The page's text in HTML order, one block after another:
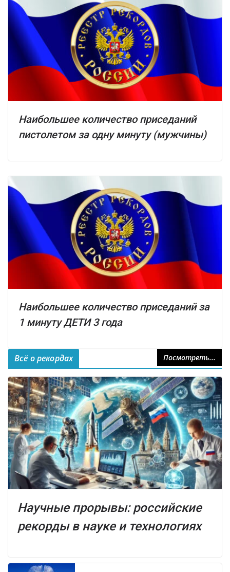
Наибольшее количество приседаний
пистолетом за одну минуту (мужчины)
Наибольшее количество приседаний за
1 минуту ДЕТИ 3 года
Всё о рекордах Посмотреть...
Научные прорывы: российские
рекорды в науке и технологиях